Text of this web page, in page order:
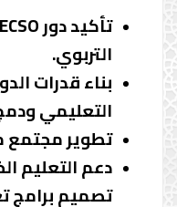
التربوي.
بناء قدرات
التعليمي
تطوير مجتمع
دعم التعليم
تصميم برامج